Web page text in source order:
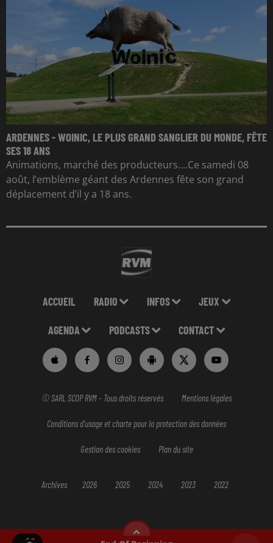
ARDENNES - WOINIC, LE PLUS GRAND SANGLIER DU MONDE, FÊTE
SES 18 ANS
Animations, marché des producteurs....Ce samedi 08
août, l’emblème géant des Ardennes fête son grand
déplacement d’il y a 18 ans.
ACCUEIL RADIO INFOS JEUX
AGENDA PODCASTS CONTACT
© SARL SCOP RVM - Tous droits réservés Mentions légales
Conditions d'usage et charte pour la protection des données
Gestion des cookies Plan du site
Archives 2026 2025 2024 2023 2022